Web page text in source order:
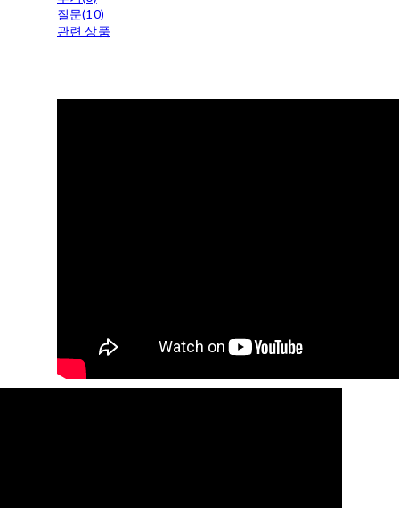
질문(10)
관련 상품